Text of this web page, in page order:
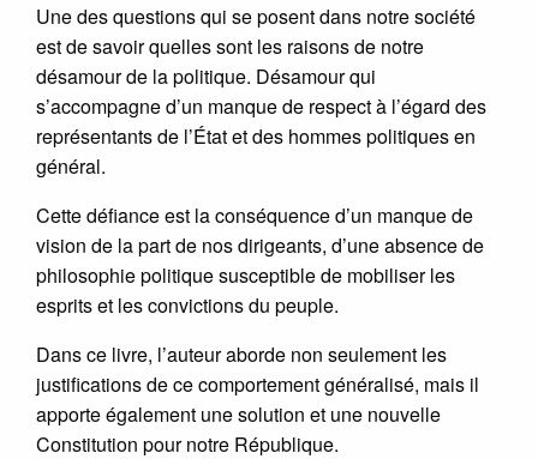
Une des questions qui se posent dans notre société
est de savoir quelles sont les raisons de notre
désamour de la politique. Désamour qui
s’accompagne d’un manque de respect à l’égard des
représentants de l’État et des hommes politiques en
général.
Cette défiance est la conséquence d’un manque de
vision de la part de nos dirigeants, d’une absence de
philosophie politique susceptible de mobiliser les
esprits et les convictions du peuple.
Dans ce livre, l’auteur aborde non seulement les
justifications de ce comportement généralisé, mais il
apporte également une solution et une nouvelle
Constitution pour notre République.